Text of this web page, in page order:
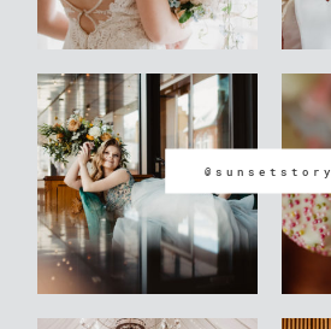
@sunsetstory